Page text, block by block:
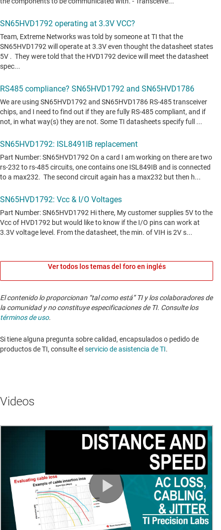
Ver todos los temas del foro en inglés
El contenido lo proporcionan “tal como está” TI y los colaboradores de
la comunidad y no constituye especificaciones de TI. Consulte los
términos de uso.
Si tiene alguna pregunta sobre calidad, encapsulados o pedido de
productos de TI, consulte el servicio de asistencia de TI. ​​​​​​​​​​​​​​
Videos